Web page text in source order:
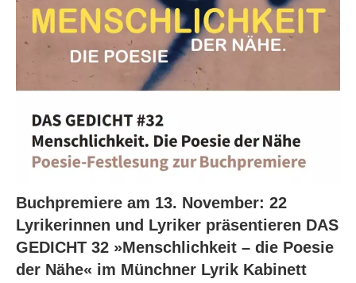
Buchpremiere am 13. November: 22
Lyrikerinnen und Lyriker präsentieren DAS
GEDICHT 32 »Menschlichkeit – die Poesie
der Nähe« im Münchner Lyrik Kabinett